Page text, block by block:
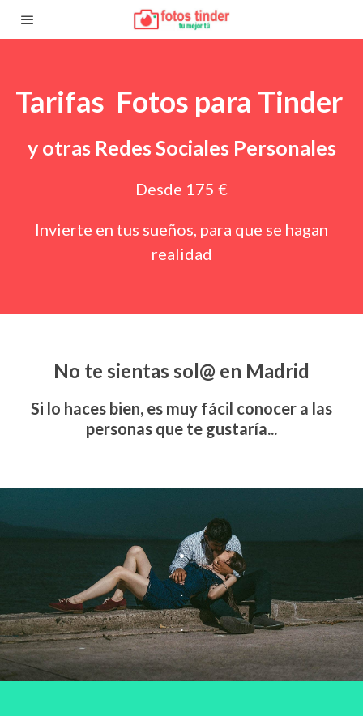
Tarifas Fotos para Tinder
y otras Redes Sociales Personales
Desde 175 €
Invierte en tus sueños, para que se hagan
realidad
No te sientas sol@ en Madrid
Si lo haces bien, es muy fácil conocer a las
personas que te gustaría...
.
.
.